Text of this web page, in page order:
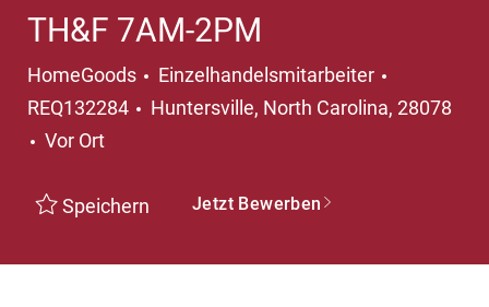
TH&F 7AM-2PM
HomeGoods Kategorie
Einzelhandelsmitarbeiter
REQ132284
Ort
Huntersville, North Carolina, 28078
Vor Ort
Speichern Jetzt Bewerben